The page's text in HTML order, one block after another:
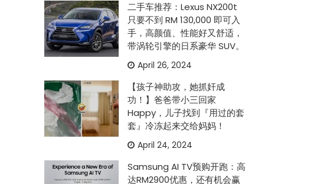
二手车推荐：Lexus NX200t
只要不到 RM 130,000 即可入
手，高颜值、性能好又舒适，
带涡轮引擎的日系豪华 SUV。
April 26, 2024
【孩子神助攻，她抓奸成
功！】爸爸带小三回家
Happy，儿子找到『用过的套
套』冷冻起来交给妈妈！
April 24, 2024
Samsung AI TV预购开跑：高
达RM2900优惠，还有机会赢